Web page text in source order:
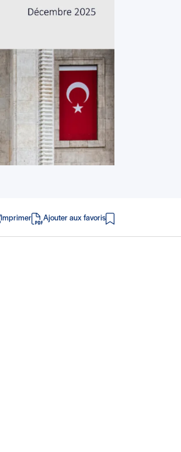
Imprimer
en PDF
Ajouter aux favoris